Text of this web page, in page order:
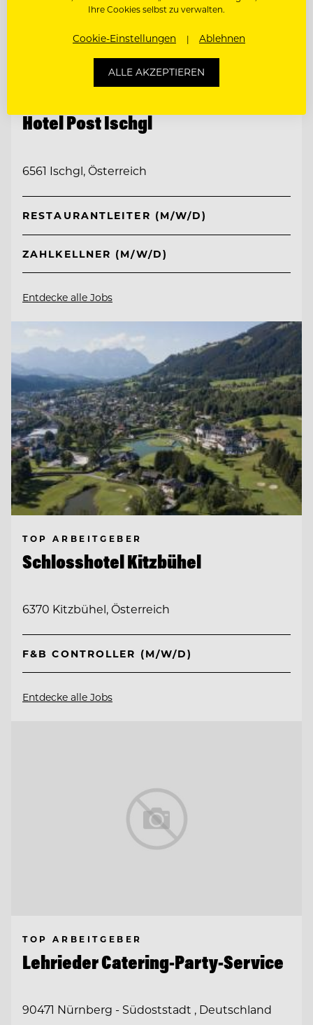
Hotel Post Ischgl
6561 Ischgl, Österreich
RESTAURANTLEITER (M/W/D)
ZAHLKELLNER (M/W/D)
Entdecke alle Jobs
TOP ARBEITGEBER
Schlosshotel Kitzbühel
6370 Kitzbühel, Österreich
F&B CONTROLLER (M/W/D)
Entdecke alle Jobs
TOP ARBEITGEBER
Lehrieder Catering-Party-Service
90471 Nürnberg - Südoststadt , Deutschland
Ihre Cookies selbst zu verwalten.
Cookie-Einstellungen Ablehnen
ALLE AKZEPTIEREN